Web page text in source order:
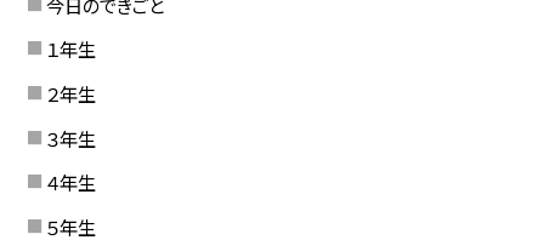
１年生
２年生
３年生
４年生
５年生